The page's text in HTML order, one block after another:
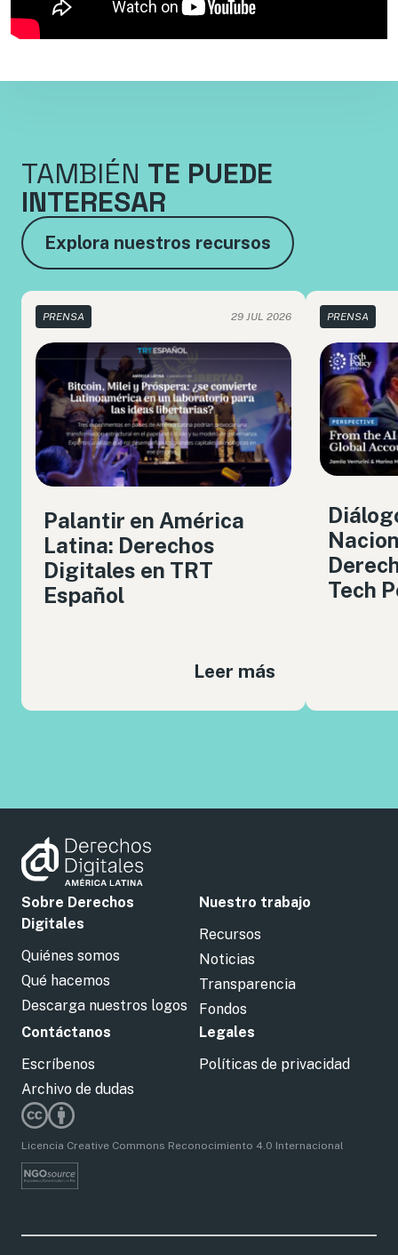
TAMBIÉN TE PUEDE
INTERESAR
Explora nuestros recursos
PRENSA 29 JUL 2026
Palantir en América
Latina: Derechos
Digitales en TRT
Español
Leer más
PRENSA
Tech
Sobre Derechos
Digitales
Quiénes somos
Qué hacemos
Descarga nuestros logos
Nuestro trabajo
Recursos
Noticias
Transparencia
Fondos
Contáctanos
Escríbenos
Archivo de dudas
Legales
Políticas de privacidad
Licencia Creative Commons Reconocimiento 4.0 Internacional